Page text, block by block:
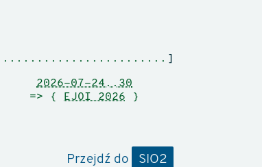
2026-07-24..30
=> {
EJOI 2026 }
........................ ]
Przejdź do SIO2